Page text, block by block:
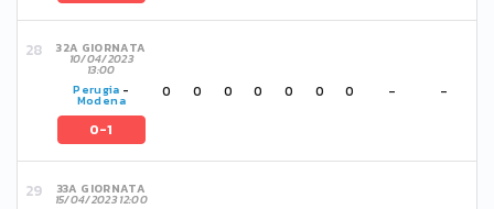
32A GIORNATA
10/04/2023
13:00
Perugia -
Modena
0-1
0 0 0 0 0 0 0 - -
33A GIORNATA
15/04/2023 12:00